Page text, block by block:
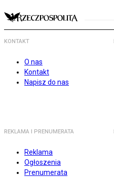
KONTAKT
O nas
Kontakt
Napisz do nas
REKLAMA I PRENUMERATA
Reklama
Ogłoszenia
Prenumerata